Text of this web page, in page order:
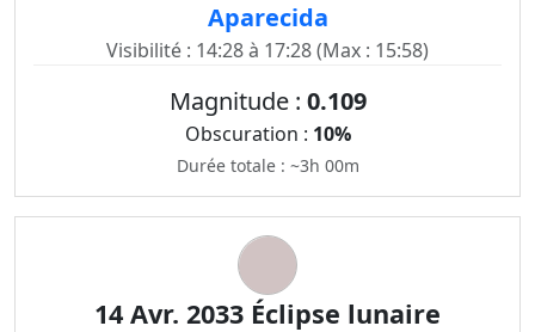
Aparecida
Visibilité : 14:28 à 17:28 (Max : 15:58)
Magnitude : 0.109
Obscuration : 10%
Durée totale : ~3h 00m
14 Avr. 2033 Éclipse lunaire